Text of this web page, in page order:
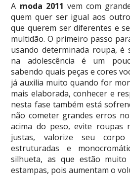
A moda 2011 vem com
quem quer ser igual aos
que querem ser diferentes e
multidão. O primeiro passo
usando determinada roupa, é
na adolescência é um
sabendo quais peças e cores
já auxilia muito quando for
mais elaborada, conhecer e
nesta fase também está
não cometer grandes erros
acima do peso, evite roupas
justas, valorize seu
estruturadas e
silhueta, as que estão muito
estampas, pois aumentam o